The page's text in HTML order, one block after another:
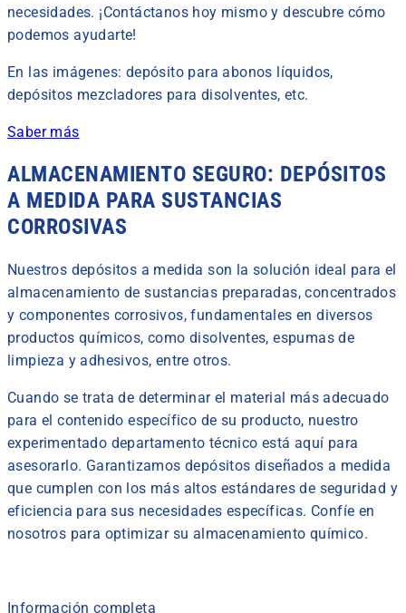
necesidades. ¡Contáctanos hoy mismo y descubre cómo
podemos ayudarte!
En las imágenes: depósito para abonos líquidos,
depósitos mezcladores para disolventes, etc.
Saber más
ALMACENAMIENTO SEGURO: DEPÓSITOS
A MEDIDA PARA SUSTANCIAS
CORROSIVAS
Nuestros depósitos a medida son la solución ideal para el
almacenamiento de sustancias preparadas, concentrados
y componentes corrosivos, fundamentales en diversos
productos químicos, como disolventes, espumas de
limpieza y adhesivos, entre otros.
Cuando se trata de determinar el material más adecuado
para el contenido específico de su producto, nuestro
experimentado departamento técnico está aquí para
asesorarlo. Garantizamos depósitos diseñados a medida
que cumplen con los más altos estándares de seguridad y
eficiencia para sus necesidades específicas. Confíe en
nosotros para optimizar su almacenamiento químico.
Información completa